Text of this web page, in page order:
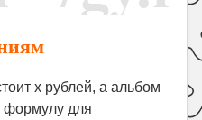
x рублей, а альбом
формулу для